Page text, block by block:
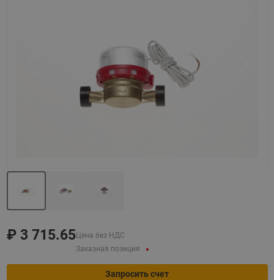
₽ 3 715.65 Цена без НДС
Заказная позиция
Запросить счет